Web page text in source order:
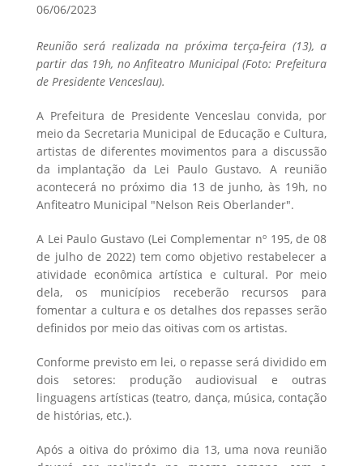
06/06/2023
Reunião será realizada na próxima terça-feira (13), a
partir das 19h, no Anfiteatro Municipal (Foto: Prefeitura
de Presidente Venceslau).
A Prefeitura de Presidente Venceslau convida, por
meio da Secretaria Municipal de Educação e Cultura,
artistas de diferentes movimentos para a discussão
da implantação da Lei Paulo Gustavo. A reunião
acontecerá no próximo dia 13 de junho, às 19h, no
Anfiteatro Municipal "Nelson Reis Oberlander".
A Lei Paulo Gustavo (Lei Complementar nº 195, de 08
de julho de 2022) tem como objetivo restabelecer a
atividade econômica artística e cultural. Por meio
dela, os municípios receberão recursos para
fomentar a cultura e os detalhes dos repasses serão
definidos por meio das oitivas com os artistas.
Conforme previsto em lei, o repasse será dividido em
dois setores: produção audiovisual e outras
linguagens artísticas (teatro, dança, música, contação
de histórias, etc.).
Após a oitiva do próximo dia 13, uma nova reunião